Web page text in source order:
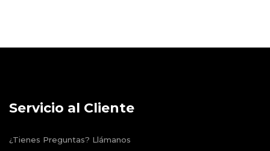
Servicio al Cliente
¿Tienes Preguntas? Llámanos